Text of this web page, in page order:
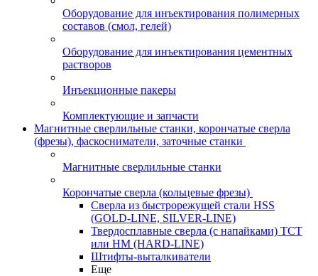
Оборудование для инъектирования полимерных
составов (смол, гелей)
Оборудование для инъектирования цементных
растворов
Инъекционные пакеры
Комплектующие и запчасти
Магнитные сверлильные станки, корончатые сверла
(фрезы), фаскосниматели, заточные станки
Магнитные сверлильные станки
Корончатые сверла (кольцевые фрезы)
Сверла из быстрорежущей стали HSS
(GOLD-LINE, SILVER-LINE)
Твердосплавные сверла (с напайками) ТСТ
или HM (HARD-LINE)
Штифты-выталкиватели
Еще